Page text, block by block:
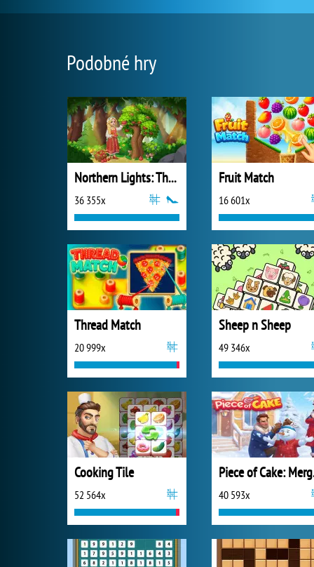
Podobné hry
Northern Lights: The Secret of the Forest
36 355x
Fruit Match
16 601x
Thread Match
20 999x
Sheep n Sheep
49 346x
Cooking Tile
52 564x 40 593x